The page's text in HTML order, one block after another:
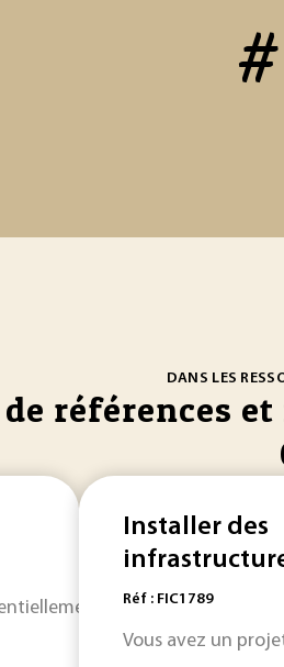
#
DANS LES
références
dans le transport
Installer des
Réf : FIC1789
Vous avez un